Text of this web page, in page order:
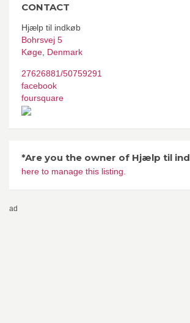
CONTACT
Hjælp til indkøb
Bohrsvej 5
Køge Denmark
27626881/50759291
facebook
foursquare
*Are you the owner of Hjælp til
here to manage this listing.
ad